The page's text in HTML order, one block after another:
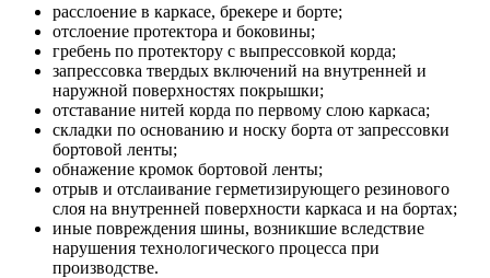
расслоение в каркасе, брекере и борте;
отслоение протектора и боковины;
гребень по протектору с выпрессовкой корда;
запрессовка твердых включений на внутренней и
наружной поверхностях покрышки;
отставание нитей корда по первому слою каркаса;
складки по основанию и носку борта от запрессовки
бортовой ленты;
обнажение кромок бортовой ленты;
отрыв и отслаивание герметизирующего резинового
слоя на внутренней поверхности каркаса и на бортах;
иные повреждения шины, возникшие вследствие
нарушения технологического процесса при
производстве.